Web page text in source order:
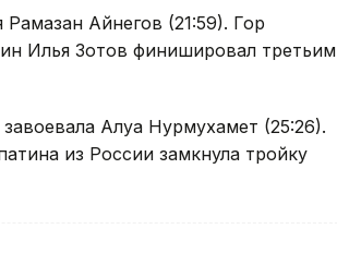
Айнегов (21:59). Гор
Илья Зотов финишировал третьим
Алуа Нурмухамет (25:26).
из России замкнула тройку